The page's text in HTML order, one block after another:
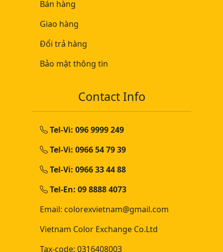
Bán hàng
Giao hàng
Đổi trả hàng
Bảo mật thông tin
Contact Info
Tel-Vi: 096 9999 249
Tel-Vi: 0966 54 79 39
Tel-Vi: 0966 33 44 88
Tel-En: 09 8888 4073
Email: colorexvietnam@gmail.com
Vietnam Color Exchange Co.Ltd
Tax-code: 0316408003